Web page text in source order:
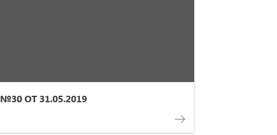
№30 ОТ 31.05.2019